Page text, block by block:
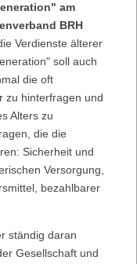
am
BRH
Verdienste älterer
soll auch
die oft
zu hinterfragen und
Alters zu
die die
Sicherheit und
Versorgung,
bezahlbarer
ständig daran
Gesellschaft und